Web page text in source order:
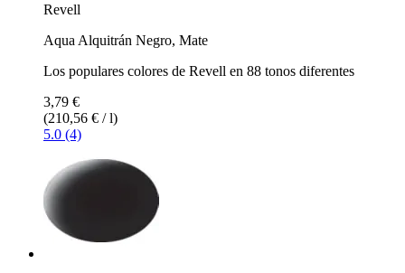
Revell
Aqua Alquitrán Negro, Mate
Los populares colores de Revell en 88 tonos diferentes
3,79 €
(210,56 € / l)
5.0 (4)